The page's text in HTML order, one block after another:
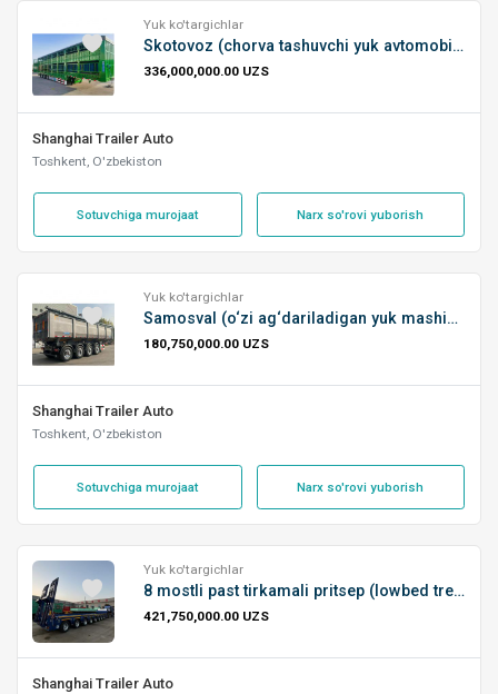
Yuk ko'targichlar
Skotovoz (chorva tashuvchi yuk avtomobili)
336,000,000.00 UZS
Shanghai Trailer Auto
Toshkent, O'zbekiston
Sotuvchiga murojaat Narx so'rovi yuborish
Yuk ko'targichlar
Samosval (o‘zi ag‘dariladigan yuk mashinasi)
180,750,000.00 UZS
Shanghai Trailer Auto
Toshkent, O'zbekiston
Sotuvchiga murojaat Narx so'rovi yuborish
Yuk ko'targichlar
8 mostli past tirkamali pritsep (lowbed treyler)
421,750,000.00 UZS
Shanghai Trailer Auto